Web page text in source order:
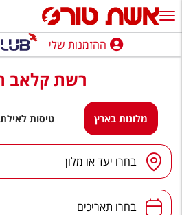
ההזמנות שלי
חופשה לפי סגנון
מלונות באילת
טיולים מאורגנים
סגנונות טיול
ההזמנות שלי
רשת קלאב
מלונות בארץ טיסות לאילת
יעד/מלון בחרו יעד או מלון
תאריכים בחרו תאריכים